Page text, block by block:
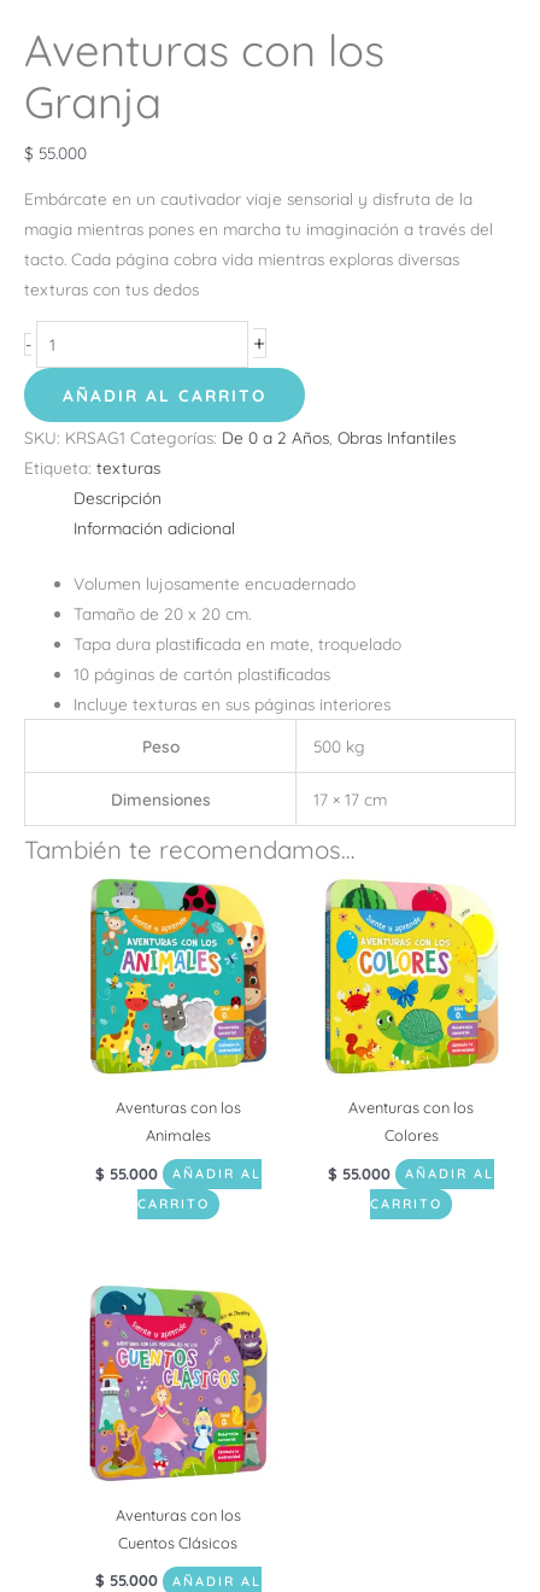
Aventuras con los
Granja
$ 55.000
Embárcate en un cautivador viaje sensorial y disfruta de la
magia mientras pones en marcha tu imaginación a través del
tacto. Cada página cobra vida mientras exploras diversas
texturas con tus dedos
- +
AÑADIR AL CARRITO
SKU: KRSAG1 Categorías: De 0 a 2 Años, Obras Infantiles
Etiqueta: texturas
Descripción
Información adicional
Volumen lujosamente encuadernado
Tamaño de 20 x 20 cm.
Tapa dura plastiﬁcada en mate, troquelado
10 páginas de cartón plastiﬁcadas
Incluye texturas en sus páginas interiores
Peso 500 kg
Dimensiones 17 × 17 cm
También te recomendamos…
Aventuras con los
Animales
$ 55.000
AÑADIR AL
CARRITO
Aventuras con los
Colores
$ 55.000
AÑADIR AL
CARRITO
Aventuras con los
Cuentos Clásicos
$ 55.000
AÑADIR AL